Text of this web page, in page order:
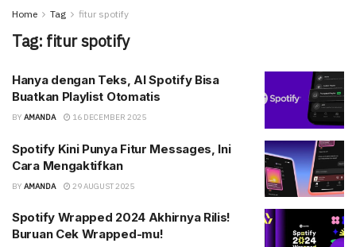
Home Tag fitur spotify
Tag: fitur spotify
Hanya dengan Teks, AI Spotify Bisa
Buatkan Playlist Otomatis
BY AMANDA 16 DECEMBER 2025
Spotify Kini Punya Fitur Messages, Ini
Cara Mengaktifkan
BY AMANDA 29 AUGUST 2025
Spotify Wrapped 2024 Akhirnya Rilis!
Buruan Cek Wrapped-mu!